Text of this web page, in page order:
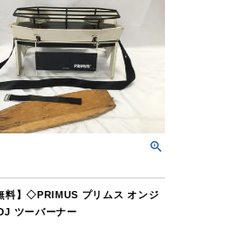
料】◇PRIMUS プリムス オンジ
ツーバーナー